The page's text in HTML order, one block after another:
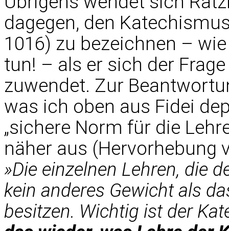
dagegen, den
1016) zu bezeichnen –
tun! – als er sich der
zuwendet. Zur
was ich oben aus Fidei
„sichere Norm für die
näher aus (Hervorhebung
»Die einzelnen Lehren, die
kein anderes Gewicht als
besitzen. Wichtig ist der